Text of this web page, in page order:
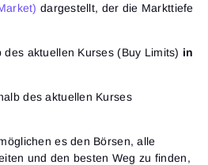
dargestellt, der die Markttiefe
aktuellen Kurses (Buy Limits) in
des aktuellen Kurses
es den Börsen, alle
und den besten Weg zu finden,